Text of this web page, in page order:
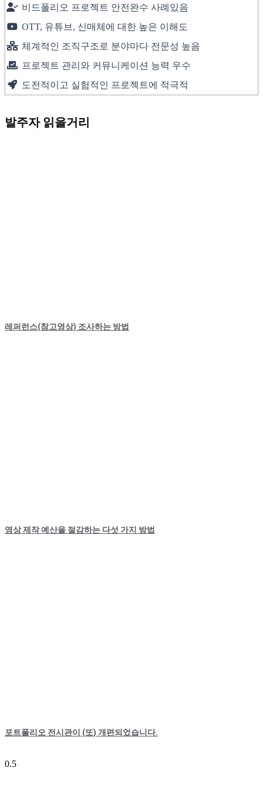
비드폴리오 프로젝트 안전완수 사례있음
OTT, 유튜브, 신매체에 대한 높은 이해도
체계적인 조직구조로 분야마다 전문성 높음
프로젝트 관리와 커뮤니케이션 능력 우수
도전적이고 실험적인 프로젝트에 적극적
발주자 읽을거리
레퍼런스(참고영상) 조사하는 방법
영상 제작 예산을 절감하는 다섯 가지 방법
포트폴리오 전시관이 (또) 개편되었습니다.